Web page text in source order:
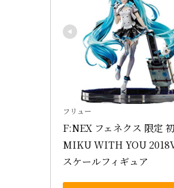
フリュー
F:NEX フェネクス 限定
MIKU WITH YOU
スケールフィギュア